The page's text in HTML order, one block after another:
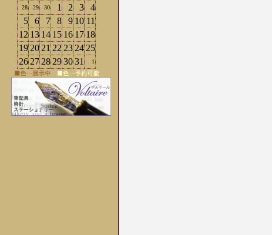
28 29 30 1 2 3
4
5
6 7 8 9 10 11
12 13 14 15 16 17 18
19 20 21 22 23 24 25
26 27 28 293031 1